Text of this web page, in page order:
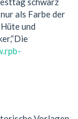
als Farbe der
und
Die